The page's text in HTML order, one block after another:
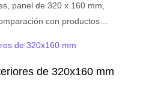
P8 para exteriores, panel de
color, se pueden personalizar
panel de 320 x 160 mm,
con productos
sobresalientes
calidad, apariencia,
en el mercado. LIGHTALL
de 320x160 mm